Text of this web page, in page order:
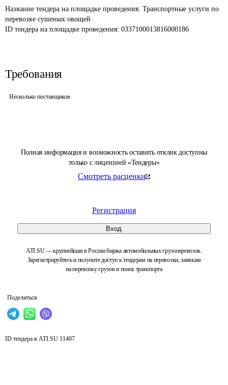
Полная информация и возможность оставить отклик доступны
только с лицензией «Тендеры»
Смотреть расценки
Регистрация
Вход
ATI.SU — крупнейшая в России биржа автомобильных грузоперевозок.
Зарегистрируйтесь и получите доступ к тендерам на перевозки, заявкам
на перевозку грузов и поиск транспорта
Поделиться
Название тендера на площадке проведения: Транспортные услуги по
перевозке сушеных овощей
ID тендера на площадке проведения: 0337100013816000186
Требования
Несколько поставщиков
ID тендера в ATI.SU 11407